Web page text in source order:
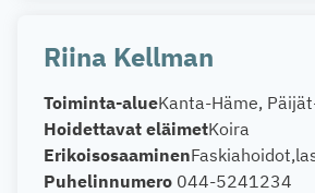
Riina Kellman
Toiminta-alueKanta-Häme,
Hoidettavat eläimetKoira
ErikoisosaaminenFaskiahoidot
Puhelinnumero 044-5241234